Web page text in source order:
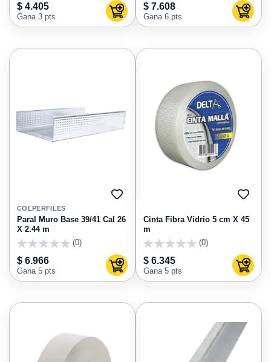
$ 4.405
Gana 3 pts Agregar al carrito
$ 7.608
Gana 6 pts
AGREGAR
FAVORITOS
COLPERFILES
Paral Muro Base 39/41 Cal 26
X 2.44 m
(0)
$ 6.966
Gana 5 pts Agregar al carrito
Cinta Fibra Vidrio 5 cm X 45
m
(0)
$ 6.345
Gana 5 pts